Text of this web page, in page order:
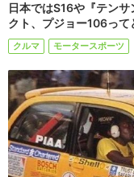
日本ではS16や『テン
クト、プジョー106って
クルマ モータースポーツ